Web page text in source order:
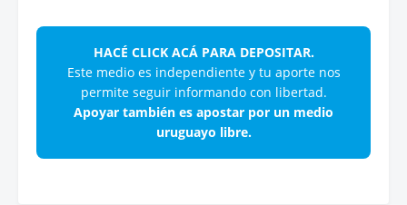
HACÉ CLICK ACÁ PARA DEPOSITAR.
Este medio es independiente y tu aporte nos
permite seguir informando con libertad.
Apoyar también es apostar por un medio
uruguayo libre.